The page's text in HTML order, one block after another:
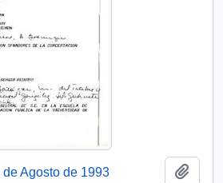
Agosto de 1993